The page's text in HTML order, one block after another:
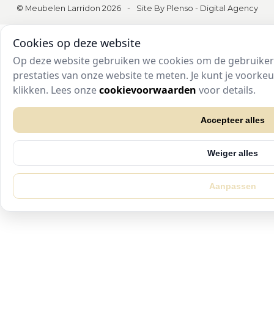
© Meubelen Larridon 2026 - Site By Plenso - Digital Agency
Cookies op deze website
Op deze website gebruiken we cookies om de
prestaties van onze website te meten. Je kunt je
klikken. Lees onzecookievoorwaarden voor details.
Accepteer alles
Weiger alles
Aanpassen